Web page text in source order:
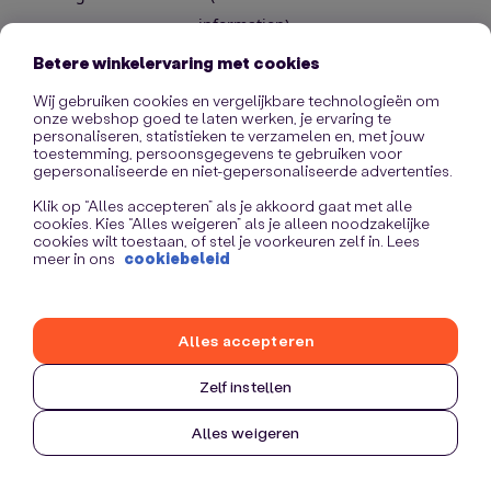
information).
Betere winkelervaring met cookies
Wij gebruiken cookies en vergelijkbare technologieën om
onze webshop goed te laten werken, je ervaring te
personaliseren, statistieken te verzamelen en, met jouw
toestemming, persoonsgegevens te gebruiken voor
gepersonaliseerde en niet-gepersonaliseerde advertenties.
Klik op “Alles accepteren” als je akkoord gaat met alle
cookies. Kies “Alles weigeren” als je alleen noodzakelijke
cookies wilt toestaan, of stel je voorkeuren zelf in. Lees
meer in ons cookiebeleid
Zelf instellen
Alles weigeren
Alles accepteren